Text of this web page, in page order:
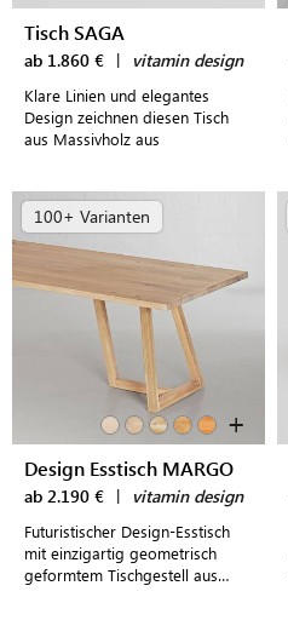
Tisch SAGA
ab 1.860 € | vitamin design
Klare Linien und elegantes
Design zeichnen diesen Tisch
aus Massivholz aus
100+ Varianten
+
Design Esstisch MARGO
ab 2.190 € | vitamin design
Futuristischer Design-Esstisch
mit einzigartig geometrisch
geformtem Tischgestell aus